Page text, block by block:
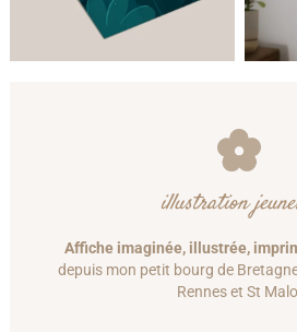
illustration
Affiche imaginée, illustrée,
depuis mon petit bourg de
Rennes et St